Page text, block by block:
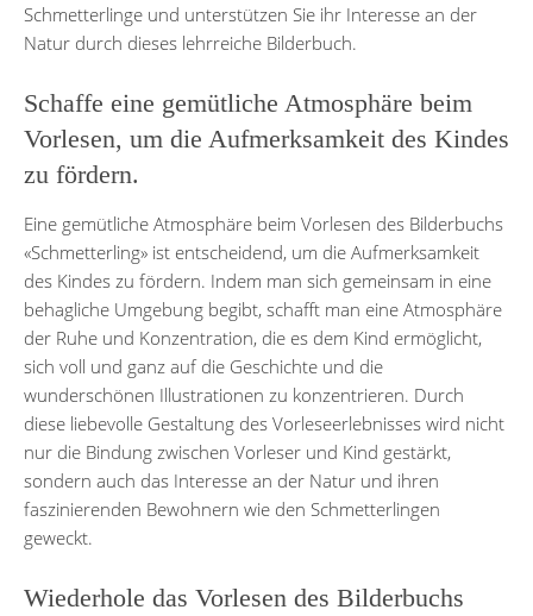
Schmetterlinge und unterstützen Sie ihr Interesse an der
Natur durch dieses lehrreiche Bilderbuch.
Schaffe eine gemütliche Atmosphäre beim
Vorlesen, um die Aufmerksamkeit des Kindes
zu fördern.
Eine gemütliche Atmosphäre beim Vorlesen des Bilderbuchs
«Schmetterling» ist entscheidend, um die Aufmerksamkeit
des Kindes zu fördern. Indem man sich gemeinsam in eine
behagliche Umgebung begibt, schafft man eine Atmosphäre
der Ruhe und Konzentration, die es dem Kind ermöglicht,
sich voll und ganz auf die Geschichte und die
wunderschönen Illustrationen zu konzentrieren. Durch
diese liebevolle Gestaltung des Vorleseerlebnisses wird nicht
nur die Bindung zwischen Vorleser und Kind gestärkt,
sondern auch das Interesse an der Natur und ihren
faszinierenden Bewohnern wie den Schmetterlingen
geweckt.
Wiederhole das Vorlesen des Bilderbuchs